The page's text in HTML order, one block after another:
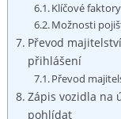
Klíčové
Možnosti
Převod
přihlášení
Převod
Zápis vozidla na
pohlídat